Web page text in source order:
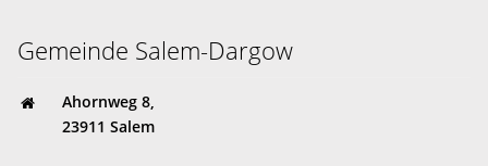
Gemeinde Salem-Dargow
Ahornweg 8,
23911 Salem